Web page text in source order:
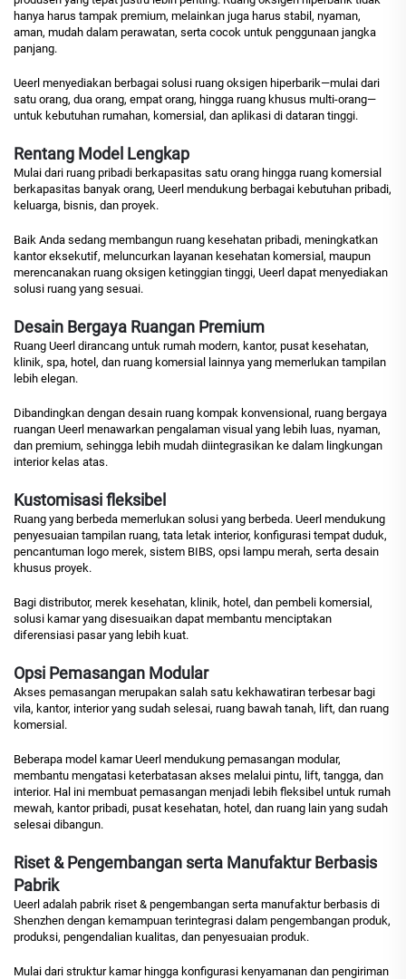
hanya harus tampak premium, melainkan juga harus stabil, nyaman,
aman, mudah dalam perawatan, serta cocok untuk penggunaan jangka
panjang.
Ueerl menyediakan berbagai solusi ruang oksigen hiperbarik—mulai dari
satu orang, dua orang, empat orang, hingga ruang khusus multi-orang—
untuk kebutuhan rumahan, komersial, dan aplikasi di dataran tinggi.
Rentang Model Lengkap
Mulai dari ruang pribadi berkapasitas satu orang hingga ruang komersial
berkapasitas banyak orang, Ueerl mendukung berbagai kebutuhan pribadi,
keluarga, bisnis, dan proyek.
Baik Anda sedang membangun ruang kesehatan pribadi, meningkatkan
kantor eksekutif, meluncurkan layanan kesehatan komersial, maupun
merencanakan ruang oksigen ketinggian tinggi, Ueerl dapat menyediakan
solusi ruang yang sesuai.
Desain Bergaya Ruangan Premium
Ruang Ueerl dirancang untuk rumah modern, kantor, pusat kesehatan,
klinik, spa, hotel, dan ruang komersial lainnya yang memerlukan tampilan
lebih elegan.
Dibandingkan dengan desain ruang kompak konvensional, ruang bergaya
ruangan Ueerl menawarkan pengalaman visual yang lebih luas, nyaman,
dan premium, sehingga lebih mudah diintegrasikan ke dalam lingkungan
interior kelas atas.
Kustomisasi fleksibel
Ruang yang berbeda memerlukan solusi yang berbeda. Ueerl mendukung
penyesuaian tampilan ruang, tata letak interior, konfigurasi tempat duduk,
pencantuman logo merek, sistem BIBS, opsi lampu merah, serta desain
khusus proyek.
Bagi distributor, merek kesehatan, klinik, hotel, dan pembeli komersial,
solusi kamar yang disesuaikan dapat membantu menciptakan
diferensiasi pasar yang lebih kuat.
Opsi Pemasangan Modular
Akses pemasangan merupakan salah satu kekhawatiran terbesar bagi
vila, kantor, interior yang sudah selesai, ruang bawah tanah, lift, dan ruang
komersial.
Beberapa model kamar Ueerl mendukung pemasangan modular,
membantu mengatasi keterbatasan akses melalui pintu, lift, tangga, dan
interior. Hal ini membuat pemasangan menjadi lebih fleksibel untuk rumah
mewah, kantor pribadi, pusat kesehatan, hotel, dan ruang lain yang sudah
selesai dibangun.
Riset & Pengembangan serta Manufaktur Berbasis
Pabrik
Ueerl adalah pabrik riset & pengembangan serta manufaktur berbasis di
Shenzhen dengan kemampuan terintegrasi dalam pengembangan produk,
produksi, pengendalian kualitas, dan penyesuaian produk.
Mulai dari struktur kamar hingga konfigurasi kenyamanan dan pengiriman